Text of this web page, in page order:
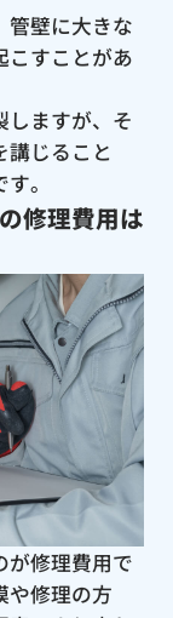
管壁に大きな
こすことがあ
しますが、そ
講じること
。
修理費用は
が修理費用で
や修理の方